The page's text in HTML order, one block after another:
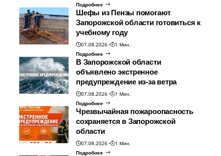
Подробнее
Шефы из Пензы помогают
Запорожской области готовиться к
учебному году
07.08.2026
1 Мин.
Подробнее
В Запорожской области
объявлено экстренное
предупреждение из-за ветра
07.08.2026
1 Мин.
Подробнее
Чрезвычайная пожароопасность
сохраняется в Запорожской
области
07.08.2026
1 Мин.
Подробнее